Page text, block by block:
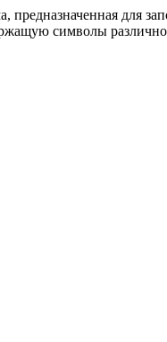
предназначенная для
символы